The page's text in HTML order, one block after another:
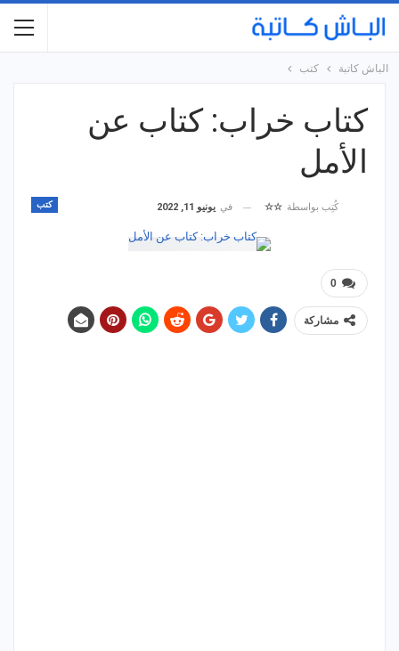
الباش كاتبة كتب
كتاب خراب: كتاب عن
الأمل
كتب كُتِب بواسطة ☆☆ في يونيو 11, 2022
0
مشاركة